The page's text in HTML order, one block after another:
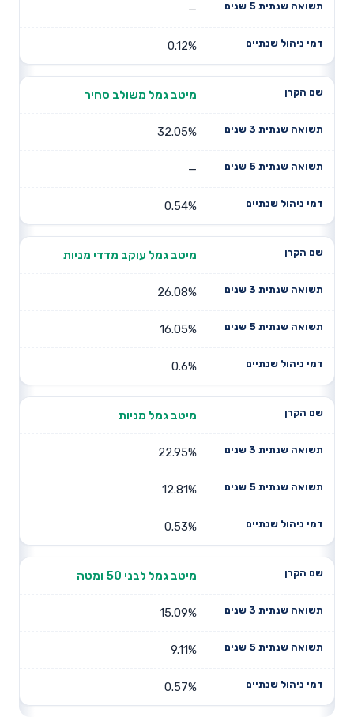
—
0.12%
מיטב גמל משולב סחיר
32.05%
—
0.54%
מיטב גמל עוקב מדדי מניות
26.08%
16.05%
0.6%
מיטב גמל מניות
22.95%
12.81%
0.53%
מיטב גמל לבני 50 ומטה
15.09%
9.11%
0.57%